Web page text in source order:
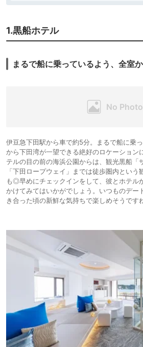
1.黒船ホテル
まるで船に乗っているよう、全室
伊豆急下田駅から車で約5分。まるで船に乗
から下田湾が一望できる絶好のロケーション
テルの目の前の海浜公園からは、観光黒船「
「下田ロープウェイ」までは徒歩圏内という
も◎早めにチェックインをして、彼とホテル
かけてみてはいかがでしょう。いつものデー
き合った頃の新鮮な気持ちで楽しめそうですね